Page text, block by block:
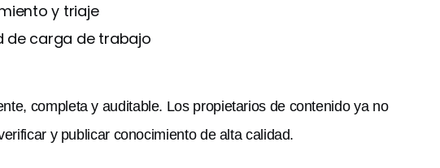
y triaje
de carga de trabajo
completa y auditable. Los propietarios de contenido ya no
y publicar conocimiento de alta calidad.